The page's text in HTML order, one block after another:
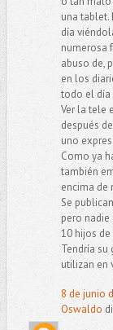
una tablet.
día
numerosa
abuso de,
en los
todo el día
Ver la tele
después
uno
Como ya
también
encima de
Se
pero
10 hijos
Tendría su
utilizan en
8 de junio
Oswaldo